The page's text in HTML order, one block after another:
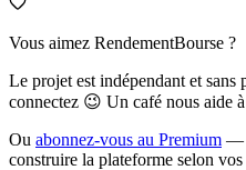
Vous aimez RendementBourse ?
Le projet est indépendant et
connectez 😉 Un café nous aide
Ou abonnez-vous au Premium —
construire la plateforme selon vos